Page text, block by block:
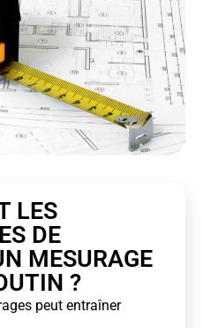
LES
DE
MESURAGE
?
peut entraîner